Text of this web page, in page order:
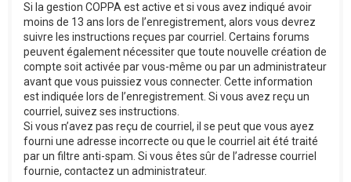
Si la gestion COPPA est active et si vous avez indiqué avoir
moins de 13 ans lors de l’enregistrement, alors vous devrez
suivre les instructions reçues par courriel. Certains forums
peuvent également nécessiter que toute nouvelle création de
compte soit activée par vous-même ou par un administrateur
avant que vous puissiez vous connecter. Cette information
est indiquée lors de l’enregistrement. Si vous avez reçu un
courriel, suivez ses instructions.
Si vous n’avez pas reçu de courriel, il se peut que vous ayez
fourni une adresse incorrecte ou que le courriel ait été traité
par un filtre anti-spam. Si vous êtes sûr de l’adresse courriel
fournie, contactez un administrateur.